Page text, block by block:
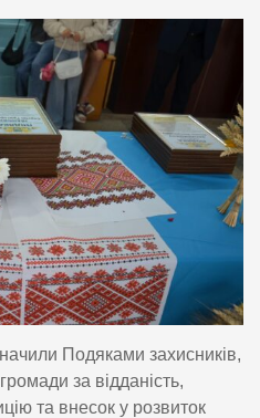
Подяками захисників,
за відданість,
та внесок у розвиток